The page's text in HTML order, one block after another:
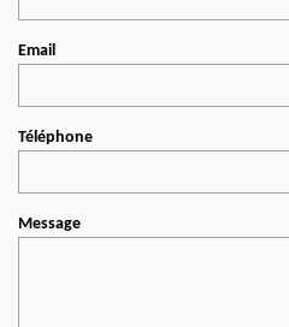
Email
Téléphone
Message